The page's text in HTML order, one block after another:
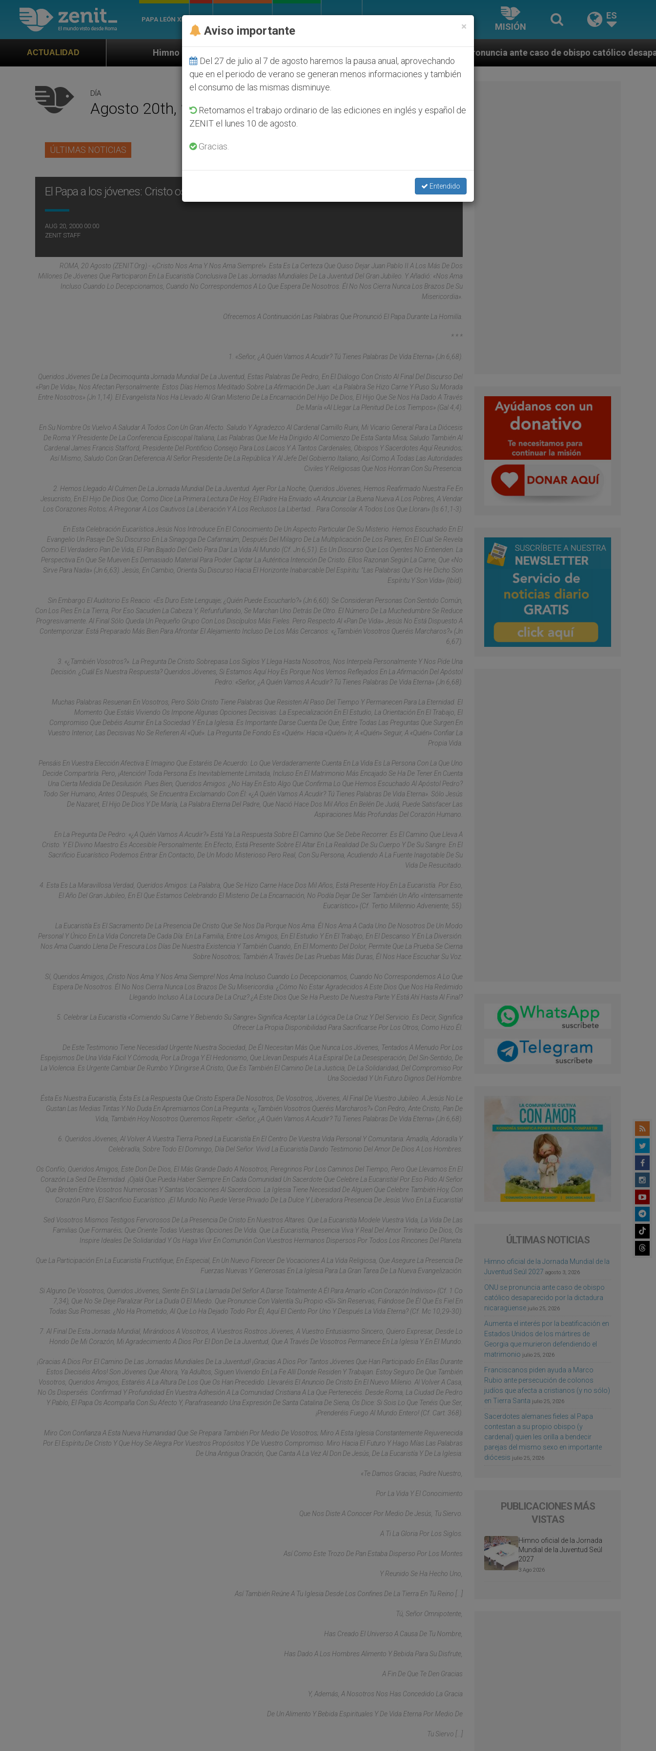
PAPA LEÓN XIV
MISIÓN
ES
ACTUALIDADHimno oficial de la Jornada Mundial de la Juventud Seúl 2027 ONU se pronuncia ante caso de obispo católico desaparecido por la
DÍA
Agosto 20th, 2000
ÚLTIMAS NOTICIAS
El Papa a los jóvenes: Cristo os ama, incluso cuando le decepcionamos
AUG 20, 2000 00:00
ZENIT STAFF
ROMA, 20 Agosto (ZENIT.org).- «¡Cristo Nos Ama Y Nos Ama Siempre!». Esta Es La Certeza Que Quiso Dejar Juan Pablo II A Los Más De Dos
Millones De Jóvenes Que Participaron En La Eucaristía Conclusiva De Las Jornadas Mundiales De La Juventud Del Gran Jubileo. Y Añadió: «Nos Ama
Incluso Cuando Lo Decepcionamos, Cuando No Correspondemos A Lo Que Espera De Nosotros. Él No Nos Cierra Nunca Los Brazos De Su
Misericordia».
Ofrecemos A Continuación Las Palabras Que Pronunció El Papa Durante La Homilía.
* * *
1. «Señor, ¿a Quién Vamos A Acudir? Tú Tienes Palabras De Vida Eterna» (Jn 6,68).
Queridos Jóvenes De La Decimoquinta Jornada Mundial De La Juventud, Estas Palabras De Pedro, En El Diálogo Con Cristo Al Final Del Discurso Del
«pan De Vida», Nos Afectan Personalmente. Estos Días Hemos Meditado Sobre La Afirmación De Juan: «La Palabra Se Hizo Carne Y Puso Su Morada
Entre Nosotros» (Jn 1,14). El Evangelista Nos Ha Llevado Al Gran Misterio De La Encarnación Del Hijo De Dios, El Hijo Que Se Nos Ha Dado A Través
De María «al Llegar La Plenitud De Los Tiempos» (Gal 4,4).
En Su Nombre Os Vuelvo A Saludar A Todos Con Un Gran Afecto. Saludo Y Agradezco Al Cardenal Camillo Ruini, Mi Vicario General Para La Diócesis
De Roma Y Presidente De La Conferencia Episcopal Italiana, Las Palabras Que Me Ha Dirigido Al Comienzo De Esta Santa Misa; Saludo También Al
Cardenal James Francis Stafford, Presidente Del Pontificio Consejo Para Los Laicos Y A Tantos Cardenales, Obispos Y Sacerdotes Aquí Reunidos;
Así Mismo, Saludo Con Gran Deferencia Al Señor Presidente De La República Y Al Jefe Del Gobierno Italiano, Así Como A Todas Las Autoridades
Civiles Y Religiosas Que Nos Honran Con Su Presencia.
2. Hemos Llegado Al Culmen De La Jornada Mundial De La Juventud. Ayer Por La Noche, Queridos Jóvenes, Hemos Reafirmado Nuestra Fe En
Jesucristo, En El Hijo De Dios Que, Como Dice La Primera Lectura De Hoy, El Padre Ha Enviado «a Anunciar La Buena Nueva A Los Pobres, A Vendar
Los Corazones Rotos; A Pregonar A Los Cautivos La Liberación Y A Los Reclusos La Libertad... Para Consolar A Todos Los Que Lloran» (Is 61,1-3).
En Esta Celebración Eucarística Jesús Nos Introduce En El Conocimiento De Un Aspecto Particular De Su Misterio. Hemos Escuchado En El
Evangelio Un Pasaje De Su Discurso En La Sinagoga De Cafarnaúm, Después Del Milagro De La Multiplicación De Los Panes, En El Cual Se Revela
Como El Verdadero Pan De Vida, El Pan Bajado Del Cielo Para Dar La Vida Al Mundo (cf. Jn 6,51). Es Un Discurso Que Los Oyentes No Entienden. La
Perspectiva En Que Se Mueven Es Demasiado Material Para Poder Captar La Auténtica Intención De Cristo. Ellos Razonan Según La Carne, Que «no
Sirve Para Nada» (Jn 6,63). Jesús, En Cambio, Orienta Su Discurso Hacia El Horizonte Inabarcable Del Espíritu: "Las Palabras Que Os He Dicho Son
Espíritu Y Son Vida» (ibíd).
Sin Embargo El Auditorio Es Reacio: «Es Duro Este Lenguaje; ¿Quién Puede Escucharlo?» (Jn 6,60). Se Consideran Personas Con Sentido Común,
Con Los Pies En La Tierra, Por Eso Sacuden La Cabeza Y, Refunfuñando, Se Marchan Uno Detrás De Otro. El Número De La Muchedumbre Se Reduce
Progresivamente. Al Final Sólo Queda Un Pequeño Grupo Con Los Discípulos Más Fieles. Pero Respecto Al «pan De Vida» Jesús No Está Dispuesto A
Contemporizar. Está Preparado Más Bien Para Afrontar El Alejamiento Incluso De Los Más Cercanos: «¿También Vosotros Queréis Marcharos?» (Jn
6,67).
3. «¿También Vosotros?». La Pregunta De Cristo Sobrepasa Los Siglos Y Llega Hasta Nosotros, Nos Interpela Personalmente Y Nos Pide Una
Decisión. ¿Cuál Es Nuestra Respuesta? Queridos Jóvenes, Si Estamos Aquí Hoy Es Porque Nos Vemos Reflejados En La Afirmación Del Apóstol
Pedro: «Señor, ¿a Quién Vamos A Acudir? Tú Tienes Palabras De Vida Eterna» (Jn 6,68).
Muchas Palabras Resuenan En Vosotros, Pero Sólo Cristo Tiene Palabras Que Resisten Al Paso Del Tiempo Y Permanecen Para La Eternidad. El
Momento Que Estáis Viviendo Os Impone Algunas Opciones Decisivas: La Especialización En El Estudio, La Orientación En El Trabajo, El
Compromiso Que Debéis Asumir En La Sociedad Y En La Iglesia. Es Importante Darse Cuenta De Que, Entre Todas Las Preguntas Que Surgen En
Vuestro Interior, Las Decisivas No Se Refieren Al «qué». La Pregunta De Fondo Es «quién»: Hacia «quién» Ir, A «quién» Seguir, A «quién» Confiar La
Propia Vida.
Pensáis En Vuestra Elección Afectiva E Imagino Que Estaréis De Acuerdo: Lo Que Verdaderamente Cuenta En La Vida Es La Persona Con La Que Uno
Decide Compartirla. Pero, ¡atención! Toda Persona Es Inevitablemente Limitada, Incluso En El Matrimonio Más Encajado Se Ha De Tener En Cuenta
Una Cierta Medida De Desilusión. Pues Bien, Queridos Amigos: ¿no Hay En Esto Algo Que Confirma Lo Que Hemos Escuchado Al Apóstol Pedro?
Todo Ser Humano, Antes O Después, Se Encuentra Exclamando Con Él: «¿A Quién Vamos A Acudir? Tú Tienes Palabras De Vida Eterna». Sólo Jesús
De Nazaret, El Hijo De Dios Y De María, La Palabra Eterna Del Padre, Que Nació Hace Dos Mil Años En Belén De Judá, Puede Satisfacer Las
Aspiraciones Más Profundas Del Corazón Humano.
En La Pregunta De Pedro: «¿A Quién Vamos A Acudir?» Está Ya La Respuesta Sobre El Camino Que Se Debe Recorrer. Es El Camino Que Lleva A
Cristo. Y El Divino Maestro Es Accesible Personalmente; En Efecto, Está Presente Sobre El Altar En La Realidad De Su Cuerpo Y De Su Sangre. En El
Sacrificio Eucarístico Podemos Entrar En Contacto, De Un Modo Misterioso Pero Real, Con Su Persona, Acudiendo A La Fuente Inagotable De Su
Vida De Resucitado.
4. Esta Es La Maravillosa Verdad, Queridos Amigos: La Palabra, Que Se Hizo Carne Hace Dos Mil Años, Está Presente Hoy En La Eucaristía. Por Eso,
El Año Del Gran Jubileo, En El Que Estamos Celebrando El Misterio De La Encarnación, No Podía Dejar De Ser También Un Año «intensamente
Eucarístico» (cf. Tertio Millennio Adveniente, 55).
La Eucaristía Es El Sacramento De La Presencia De Cristo Que Se Nos Da Porque Nos Ama. Él Nos Ama A Cada Uno De Nosotros De Un Modo
Personal Y Único En La Vida Concreta De Cada Día: En La Familia, Entre Los Amigos, En El Estudio Y En El Trabajo, En El Descanso Y En La Diversión.
Nos Ama Cuando Llena De Frescura Los Días De Nuestra Existencia Y También Cuando, En El Momento Del Dolor, Permite Que La Prueba Se Cierna
Sobre Nosotros; También A Través De Las Pruebas Más Duras, Él Nos Hace Escuchar Su Voz.
Sí, Queridos Amigos, ¡Cristo Nos Ama Y Nos Ama Siempre! Nos Ama Incluso Cuando Lo Decepcionamos, Cuando No Correspondemos A Lo Que
Espera De Nosotros. Él No Nos Cierra Nunca Los Brazos De Su Misericordia. ¿Cómo No Estar Agradecidos A Este Dios Que Nos Ha Redimido
Llegando Incluso A La Locura De La Cruz? ¿A Este Dios Que Se Ha Puesto De Nuestra Parte Y Está Ahí Hasta Al Final?
5. Celebrar La Eucaristía «comiendo Su Carne Y Bebiendo Su Sangre» Significa Aceptar La Lógica De La Cruz Y Del Servicio. Es Decir, Significa
Ofrecer La Propia Disponibilidad Para Sacrificarse Por Los Otros, Como Hizo Él.
De Este Testimonio Tiene Necesidad Urgente Nuestra Sociedad, De Él Necesitan Más Que Nunca Los Jóvenes, Tentados A Menudo Por Los
Espejismos De Una Vida Fácil Y Cómoda, Por La Droga Y El Hedonismo, Que Llevan Después A La Espiral De La Desesperación, Del Sin-Sentido, De
La Violencia. Es Urgente Cambiar De Rumbo Y Dirigirse A Cristo, Que Es También El Camino De La Justicia, De La Solidaridad, Del Compromiso Por
Una Sociedad Y Un Futuro Dignos Del Hombre.
Ésta Es Nuestra Eucaristía, Ésta Es La Respuesta Que Cristo Espera De Nosotros, De Vosotros, Jóvenes, Al Final De Vuestro Jubileo. A Jesús No Le
Gustan Las Medias Tintas Y No Duda En Apremiarnos Con La Pregunta: «¿También Vosotros Queréis Marcharos?» Con Pedro, Ante Cristo, Pan De
Vida, También Hoy Nosotros Queremos Repetir: «Señor, ¿a Quién Vamos A Acudir? Tú Tienes Palabras De Vida Eterna» (Jn 6,68).
6. Queridos Jóvenes, Al Volver A Vuestra Tierra Poned La Eucaristía En El Centro De Vuestra Vida Personal Y Comunitaria: Amadla, Adoradla Y
Celebradla, Sobre Todo El Domingo, Día Del Señor. Vivid La Eucaristía Dando Testimonio Del Amor De Dios A Los Hombres.
Os Confío, Queridos Amigos, Este Don De Dios, El Más Grande Dado A Nosotros, Peregrinos Por Los Caminos Del Tiempo, Pero Que Llevamos En El
Corazón La Sed De Eternidad. ¡Ojalá Que Pueda Haber Siempre En Cada Comunidad Un Sacerdote Que Celebre La Eucaristía! Por Eso Pido Al Señor
Que Broten Entre Vosotros Numerosas Y Santas Vocaciones Al Sacerdocio. La Iglesia Tiene Necesidad De Alguien Que Celebre También Hoy, Con
Corazón Puro, El Sacrificio Eucarístico. ¡El Mundo No Puede Verse Privado De La Dulce Y Liberadora Presencia De Jesús Vivo En La Eucaristía!
Sed Vosotros Mismos Testigos Fervorosos De La Presencia De Cristo En Nuestros Altares. Que La Eucaristía Modele Vuestra Vida, La Vida De Las
Familias Que Formaréis; Que Oriente Todas Vuestras Opciones De Vida. Que La Eucaristía, Presencia Viva Y Real Del Amor Trinitario De Dios, Os
Inspire Ideales De Solidaridad Y Os Haga Vivir En Comunión Con Vuestros Hermanos Dispersos Por Todos Los Rincones Del Planeta.
Que La Participación En La Eucaristía Fructifique, En Especial, En Un Nuevo Florecer De Vocaciones A La Vida Religiosa, Que Asegure La Presencia De
Fuerzas Nuevas Y Generosas En La Iglesia Para La Gran Tarea De La Nueva Evangelización.
Si Alguno De Vosotros, Queridos Jóvenes, Siente En Sí La Llamada Del Señor A Darse Totalmente A Él Para Amarlo «con Corazón Indiviso» (cf. 1 Co
7,34), Que No Se Deje Paralizar Por La Duda O El Miedo. Que Pronuncie Con Valentía Su Propio «sí» Sin Reservas, Fiándose De Él Que Es Fiel En
Todas Sus Promesas. ¿No Ha Prometido, Al Que Lo Ha Dejado Todo Por Él, Aquí El Ciento Por Uno Y Después La Vida Eterna? (cf. Mc 10,29-30).
7. Al Final De Esta Jornada Mundial, Mirándoos A Vosotros, A Vuestros Rostros Jóvenes, A Vuestro Entusiasmo Sincero, Quiero Expresar, Desde Lo
Hondo De Mi Corazón, Mi Agradecimiento A Dios Por El Don De La Juventud, Que A Través De Vosotros Permanece En La Iglesia Y En El Mundo.
¡Gracias A Dios Por El Camino De Las Jornadas Mundiales De La Juventud! ¡Gracias A Dios Por Tantos Jóvenes Que Han Participado En Ellas Durante
Estos Dieciséis Años! Son Jóvenes Que Ahora, Ya Adultos, Siguen Viviendo En La Fe Allí Donde Residen Y Trabajan. Estoy Seguro De Que También
Vosotros, Queridos Amigos, Estaréis A La Altura De Los Que Os Han Precedido. Llevaréis El Anuncio De Cristo En El Nuevo Milenio. Al Volver A Casa,
No Os Disperséis. Confirmad Y Profundidad En Vuestra Adhesión A La Comunidad Cristiana A La Que Pertenecéis. Desde Roma, La Ciudad De Pedro
Y Pablo, El Papa Os Acompaña Con Su Afecto Y, Parafraseando Una Expresión De Santa Catalina De Siena, Os Dice: Si Sois Lo Que Tenéis Que Ser,
¡prenderéis Fuego Al Mundo Entero! (cf. Cart. 368).
Miro Con Confianza A Esta Nueva Humanidad Que Se Prepara También Por Medio De Vosotros; Miro A Esta Iglesia Constantemente Rejuvenecida
Por El Espíritu De Cristo Y Que Hoy Se Alegra Por Vuestros Propósitos Y De Vuestro Compromiso. Miro Hacia El Futuro Y Hago Mías Las Palabras
De Una Antigua Oración, Que Canta A La Vez Al Don De Jesús, De La Eucaristía Y De La Iglesia:
«Te Damos Gracias, Padre Nuestro,
Por La Vida Y El Conocimiento
Que Nos Diste A Conocer Por Medio De Jesús, Tu Siervo.
A Ti La Gloria Por Los Siglos.
Así Como Este Trozo De Pan Estaba Disperso Por Los Montes
Y Reunido Se Ha Hecho Uno,
Así También Reúne A Tu Iglesia Desde Los Confines De La Tierra En Tu Reino [...]
Tú, Señor Omnipotente,
Has Creado El Universo A Causa De Tu Nombre,
Has Dado A Los Hombres Alimento Y Bebida Para Su Disfrute,
A Fin De Que Te Den Gracias
Y, Además, A Nosotros Nos Has Concedido La Gracia
De Un Alimento Y Bebida Espirituales Y De Vida Eterna Por Medio De
Tu Siervo [...]
ÚLTIMAS NOTICIAS
Himno oficial de la Jornada Mundial de la
Juventud Seúl 2027 agosto 3, 2026
ONU se pronuncia ante caso de obispo
católico desaparecido por la dictadura
nicaragüense julio 25, 2026
Aumenta el interés por la beatificación en
Estados Unidos de los mártires de
Georgia que murieron defendiendo el
matrimonio julio 25, 2026
Franciscanos piden ayuda a Marco
Rubio ante persecución de colonos
judíos que afecta a cristianos (y no sólo)
en Tierra Santa julio 25, 2026
Sacerdotes alemanes fieles al Papa
contestan a su propio obispo (y
cardenal) quien les orilla a bendecir
parejas del mismo sexo en importante
diócesis julio 25, 2026
PUBLICACIONES MÁS
VISTAS
Himno oficial de la Jornada
Mundial de la Juventud Seúl
2027
3 Ago 2026
×
Aviso importante
Del 27 de julio al 7 de agosto haremos la pausa anual, aprovechando
que en el periodo de verano se generan menos informaciones y también
el consumo de las mismas disminuye.
Retomamos el trabajo ordinario de las ediciones en inglés y español de
ZENIT el lunes 10 de agosto.
Gracias.
Entendido